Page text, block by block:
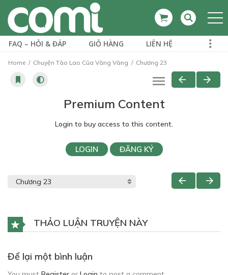
FAQ – HỎI & ĐÁP GIỎ HÀNG LIÊN HỆ
Home Chuyện Tào Lao Của Vàng Vàng Chương 23
Premium Content
Login to buy access to this content.
LOGIN ĐĂNG KÝ
THẢO LUẬN TRUYỆN NÀY
Để lại một bình luận